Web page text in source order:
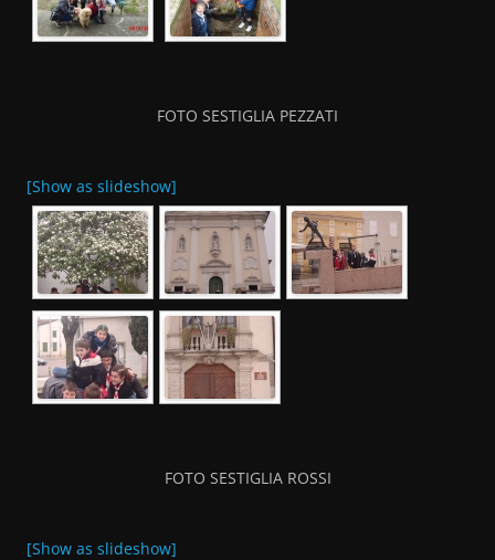
FOTO SESTIGLIA PEZZATI
[Show as slideshow]
FOTO SESTIGLIA ROSSI
[Show as slideshow]